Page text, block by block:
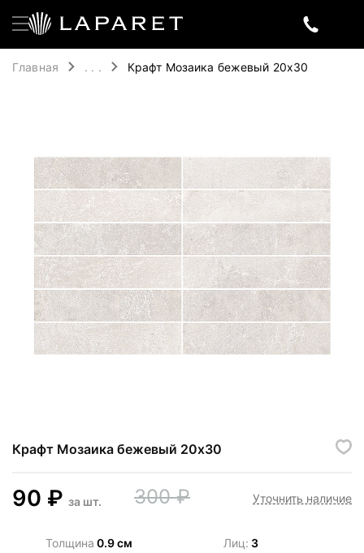
Главная . . . Крафт Мозаика бежевый 20х30
Крафт Мозаика бежевый 20х30
90 ₽ за шт. 300 ₽ Уточнить наличие
Толщина 0.9 см Лиц: 3